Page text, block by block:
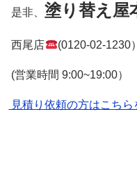
是非、 塗り替え屋
西尾店 (0120-02-1230
(営業時間 9:00~19:00）
見積り依頼の方はこちら